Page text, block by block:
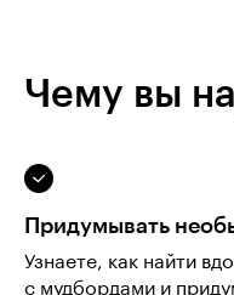
Чему вы
Придумывать
Узнаете, как найти
с мудбордами и